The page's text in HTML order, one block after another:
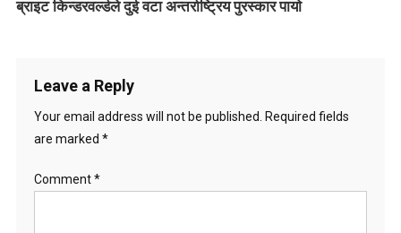
a
ब्राइट किन्डरवर्ल्डले दुई वटा अन्तर्राष्ट्रिय पुरस्कार पायाे
Leave a Reply
Your email address will not be published.
Required fields
are marked *
Comment*